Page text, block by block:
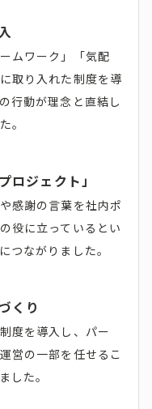
ムワーク」「気配
取り入れた制度を導
行動が理念と直結し
。
ロジェクト」
感謝の言葉を社内ポ
役に立っているとい
つながりました。
くり
度を導入し、パー
営の一部を任せるこ
した。